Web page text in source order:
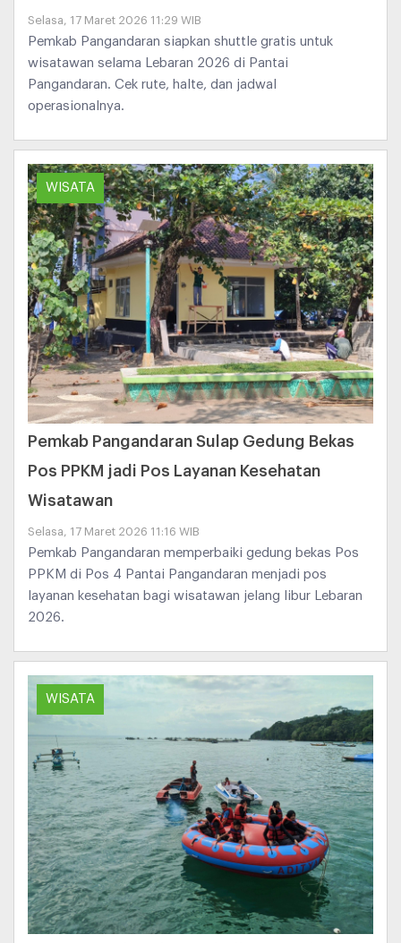
Selasa, 17 Maret 2026 11:29 WIB
Pemkab Pangandaran siapkan shuttle gratis untuk
wisatawan selama Lebaran 2026 di Pantai
Pangandaran. Cek rute, halte, dan jadwal
operasionalnya.
WISATA
Pemkab Pangandaran Sulap Gedung Bekas
Pos PPKM jadi Pos Layanan Kesehatan
Wisatawan
Selasa, 17 Maret 2026 11:16 WIB
Pemkab Pangandaran memperbaiki gedung bekas Pos
PPKM di Pos 4 Pantai Pangandaran menjadi pos
layanan kesehatan bagi wisatawan jelang libur Lebaran
2026.
WISATA